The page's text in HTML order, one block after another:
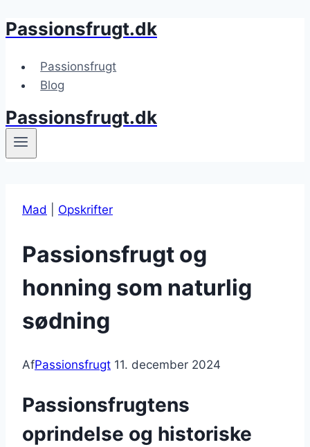
Fortsæt
indhold
Passionsfrugt.dk
Passionsfrugt
Blog
Passionsfrugt.dk
Mad Opskrifter
Passionsfrugt og
honning som naturlig
sødning
AfPassionsfrugt 11. december 2024
Passionsfrugtens
oprindelse og historiske